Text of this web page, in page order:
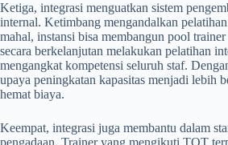
Ketiga, integrasi menguatkan sistem
internal. Ketimbang mengandalkan
mahal, instansi bisa membangun pool
secara berkelanjutan melakukan pelatihan
mengangkat kompetensi seluruh staf.
upaya peningkatan kapasitas menjadi lebih
hemat biaya.
Keempat, integrasi juga membantu dalam